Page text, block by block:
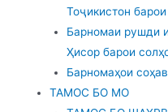
Тоҷикистон
Барномаи рушди
Ҳисор барои
Барномаҳои
ТАМОС БО МО